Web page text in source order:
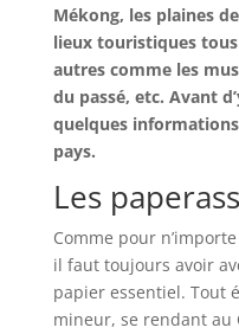
Mékong, les plaines
lieux touristiques
autres comme les
du passé, etc. Avant
quelques
pays.
Les
Comme pour
il faut toujours avoir
papier essentiel. Tout
mineur, se rendant au